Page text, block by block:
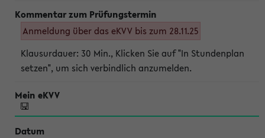
Anmeldung über das eKVV bis zum 28.11.25
Klausurdauer: 30 Min., Klicken Sie auf "In Stundenplan
setzen", um sich verbindlich anzumelden.